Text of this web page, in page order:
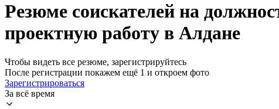
Резюме соискателей на
проектную работу в Алдане
Чтобы видеть все резюме, зарегистрируйтесь
После регистрации покажем ещё 1 и откроем фото
Зарегистрироваться
За всё время